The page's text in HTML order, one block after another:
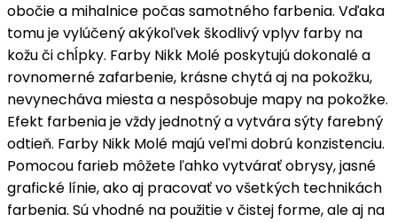
obočie a mihalnice počas samotného farbenia. Vďaka
tomu je vylúčený akýkoľvek škodlivý vplyv farby na
kožu či chĺpky. Farby Nikk Molé poskytujú dokonalé a
rovnomerné zafarbenie, krásne chytá aj na pokožku,
nevynecháva miesta a nespôsobuje mapy na pokožke.
Efekt farbenia je vždy jednotný a vytvára sýty farebný
odtieň. Farby Nikk Molé majú veľmi dobrú konzistenciu.
Pomocou farieb môžete ľahko vytvárať obrysy, jasné
grafické línie, ako aj pracovať vo všetkých technikách
farbenia. Sú vhodné na použitie v čistej forme, ale aj na